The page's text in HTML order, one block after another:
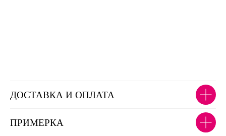
ДОСТАВКА И ОПЛАТА
ПРИМЕРКА